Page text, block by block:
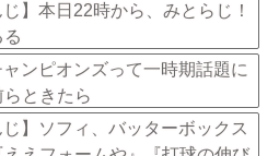
じ】本日22時から、みとらじ！
ンピオンズって一時期話題に
ときたら
じ】ソフィ、バッターボックス